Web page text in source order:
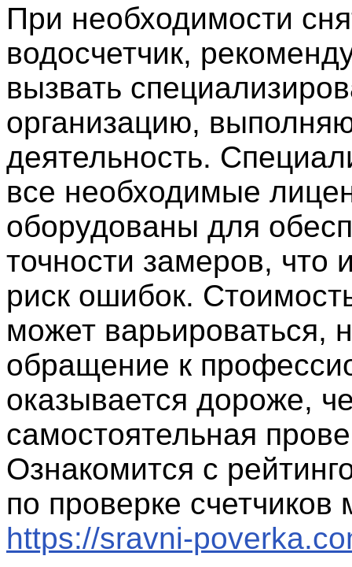
При необходимости
водосчетчик,
вызвать
организацию,
деятельность.
все необходимые
оборудованы для
точности замеров, что
риск ошибок.
может варьироваться,
обращение к
оказывается дороже,
самостоятельная
Ознакомится с
по проверке счетчиков
https://sravni-